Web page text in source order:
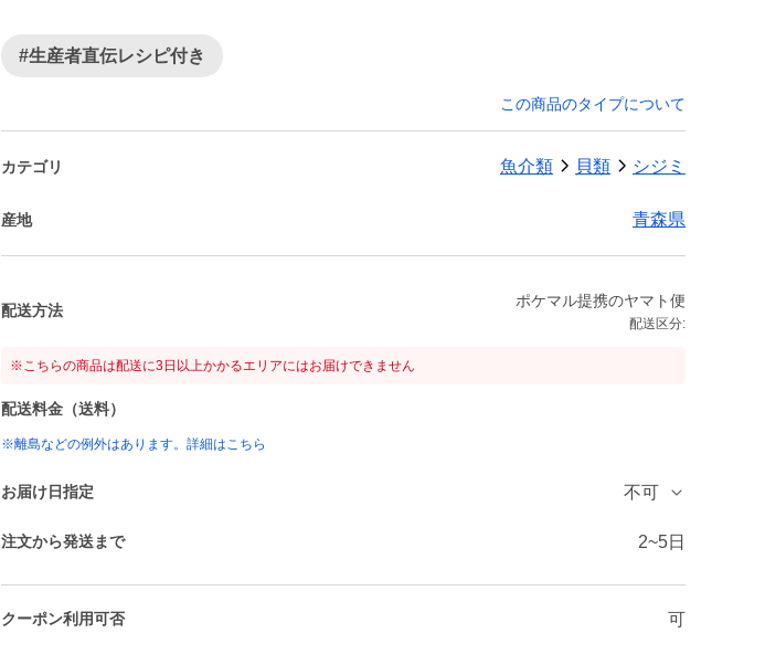
#生産者直伝レシピ付き
この商品のタイプについて
カテゴリ 魚介類 貝類 シジミ
産地 青森県
配送方法
ポケマル提携のヤマト便
配送区分:
※こちらの商品は配送に3日以上かかるエリアにはお届けできません
配送料金（送料）
※離島などの例外はあります。詳細はこちら
お届け日指定 不可
注文から発送まで 2~5日
クーポン利用可否 可